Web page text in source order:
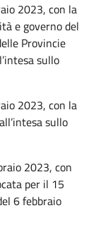
2023, con la
e governo del
Provincie
sullo
2023, con la
sullo
2023, con
per il 15
6 febbraio